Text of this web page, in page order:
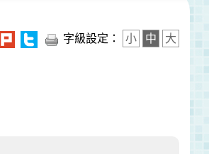
字級設定： 小 中 大